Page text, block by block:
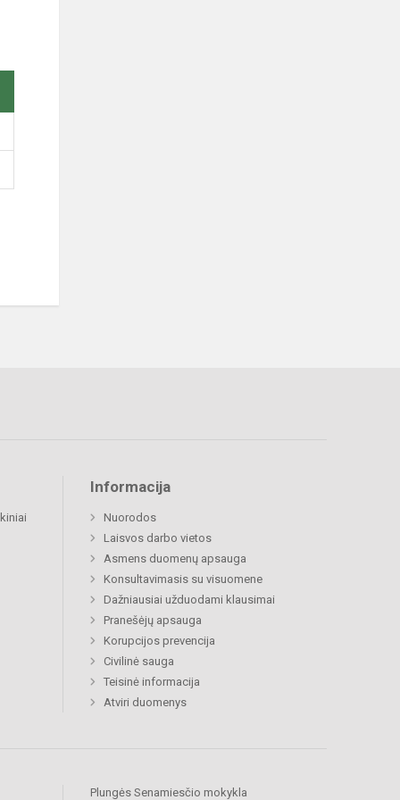
Informacija
Nuorodos
Laisvos darbo vietos
Asmens duomenų apsauga
Konsultavimasis su visuomene
Dažniausiai užduodami klausimai
Pranešėjų apsauga
Korupcijos prevencija
Civilinė sauga
Teisinė informacija
Atviri duomenys
Plungės Senamiesčio mokykla